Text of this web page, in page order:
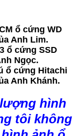
ổ cứng WD
Anh Lim.
ổ cứng SSD
Ngọc.
ổ cứng Hitachi
Anh Khánh.
hình
tôi không